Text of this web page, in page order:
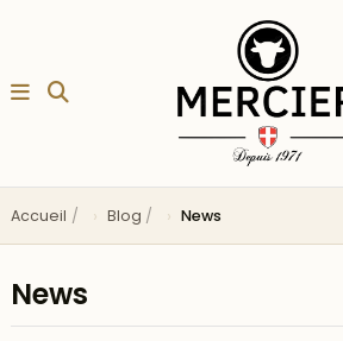
Accueil Blog News
News